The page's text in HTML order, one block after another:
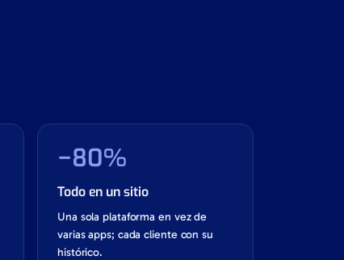
−80%
Todo en un sitio
Una sola plataforma en vez de
varias apps; cada cliente con su
histórico.